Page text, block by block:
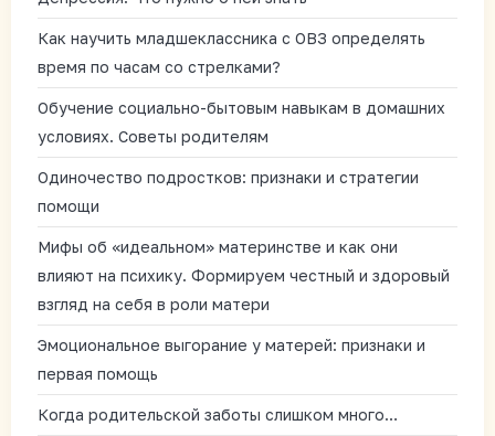
Как научить младшеклассника с ОВЗ определять
время по часам со стрелками?
Обучение социально-бытовым навыкам в домашних
условиях. Советы родителям
Одиночество подростков: признаки и стратегии
помощи
Мифы об «идеальном» материнстве и как они
влияют на психику. Формируем честный и здоровый
взгляд на себя в роли матери
Эмоциональное выгорание у матерей: признаки и
первая помощь
Когда родительской заботы слишком много…